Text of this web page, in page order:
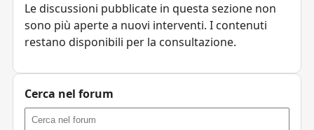
Le discussioni pubblicate in questa sezione non
sono più aperte a nuovi interventi. I contenuti
restano disponibili per la consultazione.
Cerca nel forum